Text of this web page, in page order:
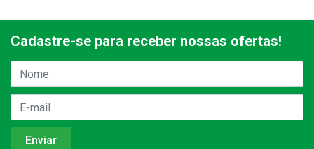
Cadastre-se para receber nossas ofertas!